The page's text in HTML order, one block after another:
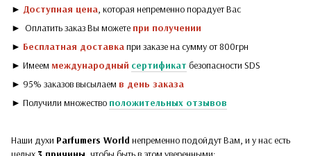
► Доступная цена , которая непременно порадует Вас
► Оплатить заказ Вы можете при получении
► Бесплатная доставка при заказе на сумму от 800грн
► Имеем международный сертификат безопасности SDS
► 95% заказов высылаем в день заказа
► Получили множество положительных отзывов
Наши духи Parfumers World непременно подойдут Вам, и у нас есть